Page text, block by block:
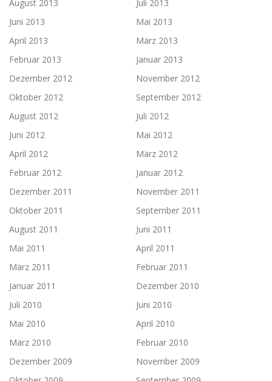
August 2013
Juli 2013
Juni 2013
Mai 2013
April 2013
März 2013
Februar 2013
Januar 2013
Dezember 2012
November 2012
Oktober 2012
September 2012
August 2012
Juli 2012
Juni 2012
Mai 2012
April 2012
März 2012
Februar 2012
Januar 2012
Dezember 2011
November 2011
Oktober 2011
September 2011
August 2011
Juni 2011
Mai 2011
April 2011
März 2011
Februar 2011
Januar 2011
Dezember 2010
Juli 2010
Juni 2010
Mai 2010
April 2010
März 2010
Februar 2010
Dezember 2009
November 2009